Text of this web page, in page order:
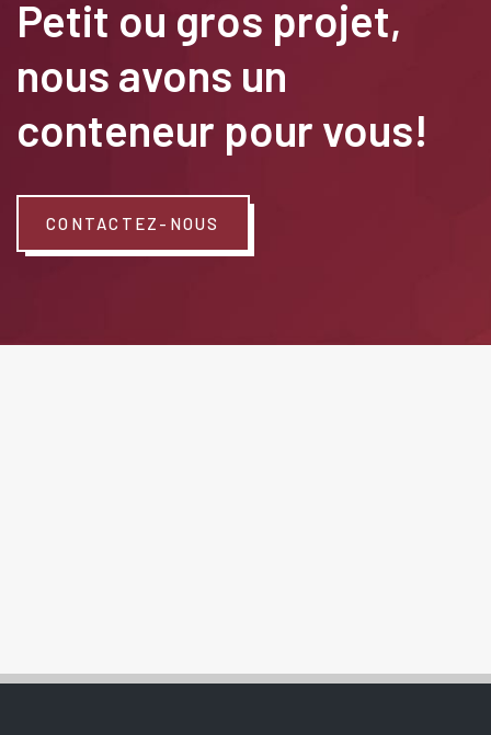
Petit ou gros projet,
nous avons un
conteneur pour vous!
CONTACTEZ-NOUS